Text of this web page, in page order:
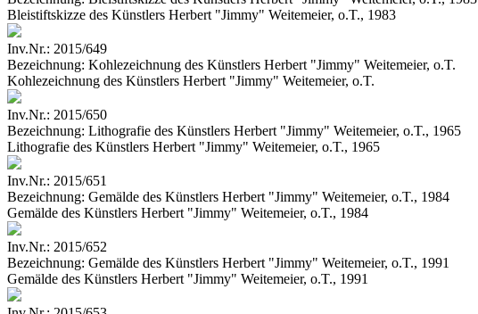
Bleistiftskizze des Künstlers Herbert "Jimmy" Weitemeier, o.T., 1983
Inv.Nr.: 2015/649
Bezeichnung: Kohlezeichnung des Künstlers Herbert "Jimmy" Weitemeier, o.T.
Kohlezeichnung des Künstlers Herbert "Jimmy" Weitemeier, o.T.
Inv.Nr.: 2015/650
Bezeichnung: Lithografie des Künstlers Herbert "Jimmy" Weitemeier, o.T., 1965
Lithografie des Künstlers Herbert "Jimmy" Weitemeier, o.T., 1965
Inv.Nr.: 2015/651
Bezeichnung: Gemälde des Künstlers Herbert "Jimmy" Weitemeier, o.T., 1984
Gemälde des Künstlers Herbert "Jimmy" Weitemeier, o.T., 1984
Inv.Nr.: 2015/652
Bezeichnung: Gemälde des Künstlers Herbert "Jimmy" Weitemeier, o.T., 1991
Gemälde des Künstlers Herbert "Jimmy" Weitemeier, o.T., 1991